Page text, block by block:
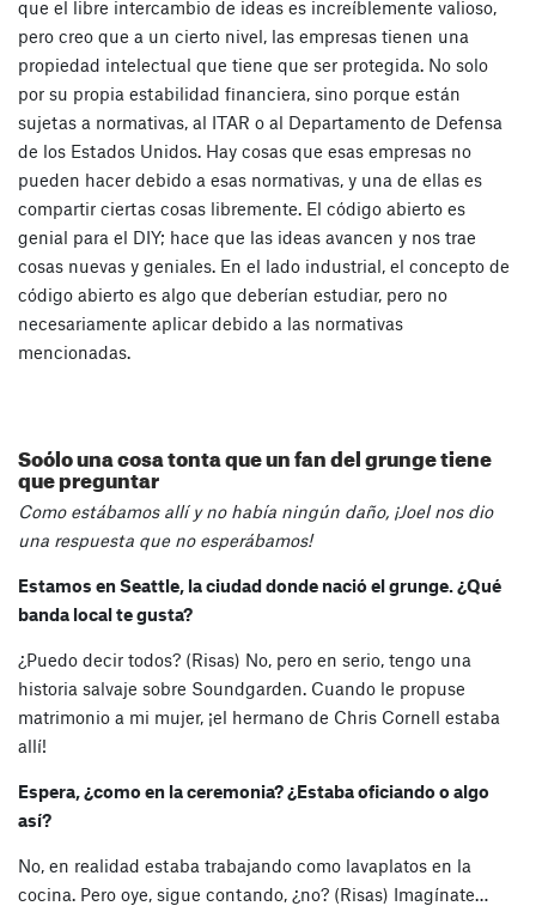
que el libre intercambio de ideas es increíblemente valioso,
pero creo que a un cierto nivel, las empresas tienen una
propiedad intelectual que tiene que ser protegida. No solo
por su propia estabilidad financiera, sino porque están
sujetas a normativas, al ITAR o al Departamento de Defensa
de los Estados Unidos. Hay cosas que esas empresas no
pueden hacer debido a esas normativas, y una de ellas es
compartir ciertas cosas libremente. El código abierto es
genial para el DIY; hace que las ideas avancen y nos trae
cosas nuevas y geniales. En el lado industrial, el concepto de
código abierto es algo que deberían estudiar, pero no
necesariamente aplicar debido a las normativas
mencionadas.
Soólo una cosa tonta que un fan del grunge tiene
que preguntar
Como estábamos allí y no había ningún daño, ¡Joel nos dio
una respuesta que no esperábamos!
Estamos en Seattle, la ciudad donde nació el grunge. ¿Qué
banda local te gusta?
¿Puedo decir todos? (Risas) No, pero en serio, tengo una
historia salvaje sobre Soundgarden. Cuando le propuse
matrimonio a mi mujer, ¡el hermano de Chris Cornell estaba
allí!
Espera, ¿como en la ceremonia? ¿Estaba oficiando o algo
así?
No, en realidad estaba trabajando como lavaplatos en la
cocina. Pero oye, sigue contando, ¿no? (Risas) Imagínate…